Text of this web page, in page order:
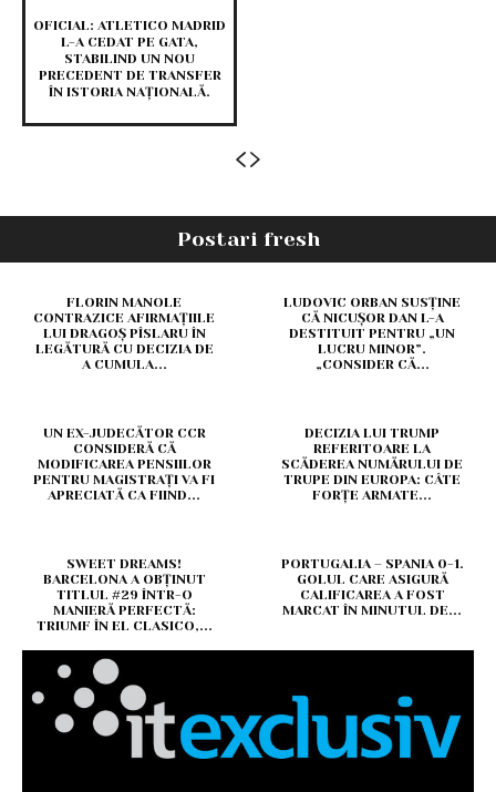
OFICIAL: ATLETICO MADRID
L-A CEDAT PE GATA,
STABILIND UN NOU
PRECEDENT DE TRANSFER
ÎN ISTORIA NAȚIONALĂ.
Postari fresh
FLORIN MANOLE
CONTRAZICE AFIRMAȚIILE
LUI DRAGOȘ PÎSLARU ÎN
LEGĂTURĂ CU DECIZIA DE
A CUMULA...
LUDOVIC ORBAN SUSȚINE
CĂ NICUȘOR DAN L-A
DESTITUIT PENTRU „UN
LUCRU MINOR”.
„CONSIDER CĂ...
UN EX-JUDECĂTOR CCR
CONSIDERĂ CĂ
MODIFICAREA PENSIILOR
PENTRU MAGISTRAȚI VA FI
APRECIATĂ CA FIIND...
DECIZIA LUI TRUMP
REFERITOARE LA
SCĂDEREA NUMĂRULUI DE
TRUPE DIN EUROPA: CÂTE
FORȚE ARMATE...
SWEET DREAMS!
BARCELONA A OBȚINUT
TITLUL #29 ÎNTR-O
MANIERĂ PERFECTĂ:
TRIUMF ÎN EL CLASICO,...
PORTUGALIA – SPANIA 0-1.
GOLUL CARE ASIGURĂ
CALIFICAREA A FOST
MARCAT ÎN MINUTUL DE...